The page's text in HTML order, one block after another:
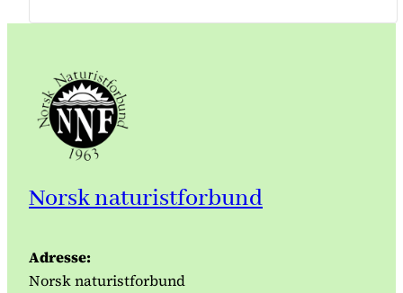
Norsk naturistforbund
Adresse:
Norsk naturistforbund